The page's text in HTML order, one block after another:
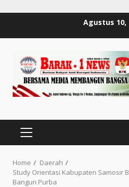
Agustus 10,
PRIMARY
MENU
Home
Daerah
Study Orientasi Kabupaten Samosir
Bangun Purba